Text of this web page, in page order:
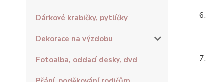
Dárkové krabičky, pytlíčky
Dekorace na výzdobu
Fotoalba, oddací desky, dvd